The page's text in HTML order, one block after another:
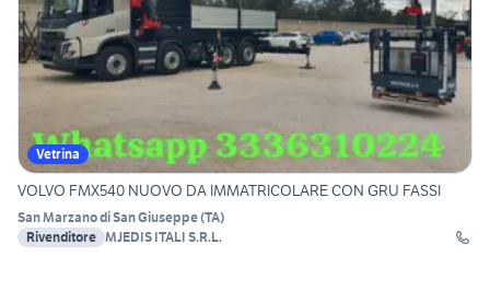
Vetrina
VOLVO FMX540 NUOVO DA IMMATRICOLARE CON GRU FASSI
San Marzano di San Giuseppe(TA)
Rivenditore MJEDIS ITALI S.R.L.